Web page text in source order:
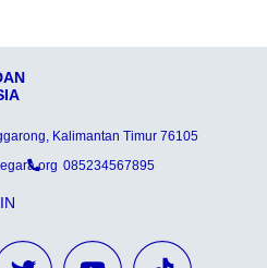
Kalimantan Timur 76105
085234567895